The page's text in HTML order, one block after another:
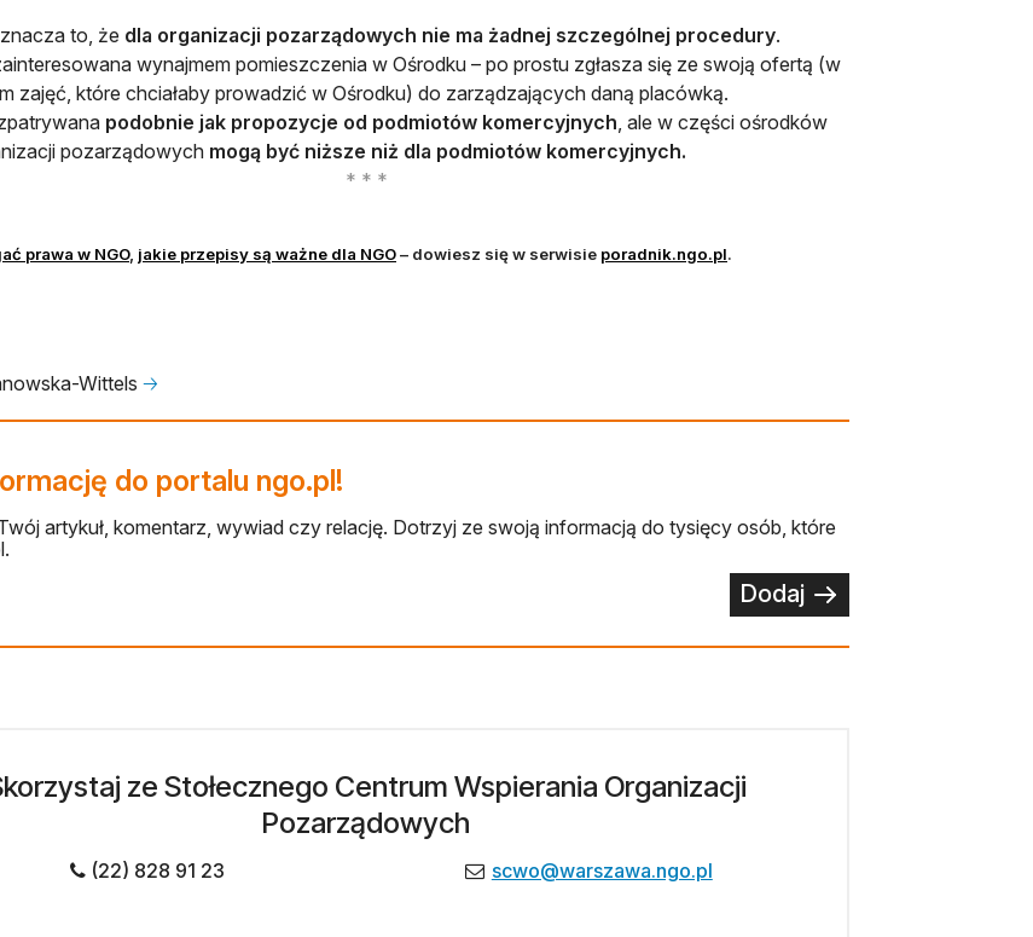
to, że dla organizacji pozarządowych nie ma żadnej szczególnej procedury.
wynajmem pomieszczenia w Ośrodku – po prostu zgłasza się ze swoją ofertą (w
zajęć, które chciałaby prowadzić w Ośrodku) do zarządzających daną placówką.
podobnie jak propozycje od podmiotów komercyjnych , ale w części ośrodków
pozarządowych mogą być niższe niż dla podmiotów komercyjnych.
prawa w NGOotwiera się w nowej karcie
, jakie przepisy są ważne dla NGOotwiera się w nowej karcie
– dowiesz się w serwisie poradnik.ngo.pl.
Wittels 🡢
do portalu ngo.pl!
artykuł, komentarz, wywiad czy relację. Dotrzyj ze swoją informacją do tysięcy osób, które
Dodaj
ze Stołecznego Centrum Wspierania Organizacji
Pozarządowych
(22) 828 91 23 scwo@warszawa.ngo.pl